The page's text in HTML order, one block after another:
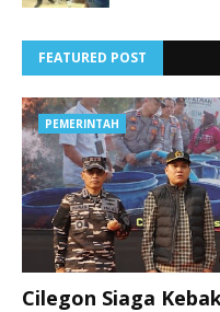
FEATURED POST
PEMERINTAH
Cilegon Siaga